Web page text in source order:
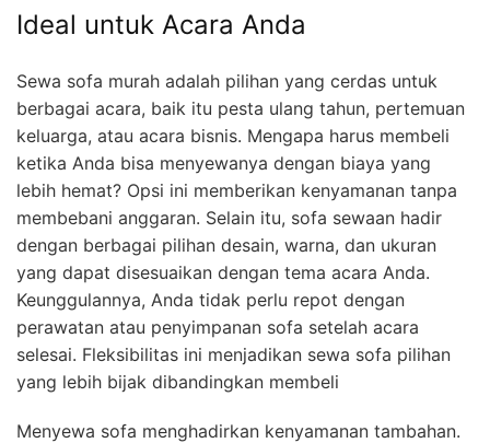
Ideal untuk Acara Anda
Sewa sofa murah adalah pilihan yang cerdas untuk
berbagai acara, baik itu pesta ulang tahun, pertemuan
keluarga, atau acara bisnis. Mengapa harus membeli
ketika Anda bisa menyewanya dengan biaya yang
lebih hemat? Opsi ini memberikan kenyamanan tanpa
membebani anggaran. Selain itu, sofa sewaan hadir
dengan berbagai pilihan desain, warna, dan ukuran
yang dapat disesuaikan dengan tema acara Anda.
Keunggulannya, Anda tidak perlu repot dengan
perawatan atau penyimpanan sofa setelah acara
selesai. Fleksibilitas ini menjadikan sewa sofa pilihan
yang lebih bijak dibandingkan membeli
Menyewa sofa menghadirkan kenyamanan tambahan.